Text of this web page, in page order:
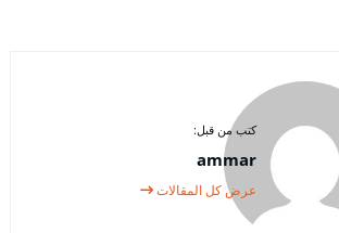
كتب من قبل:
ammar
عرض كل المقالات